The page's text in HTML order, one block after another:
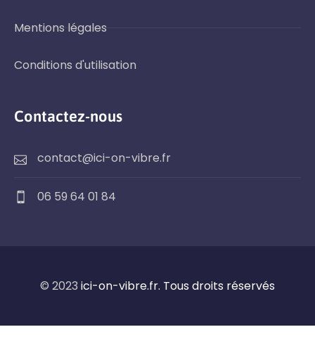
Mentions légales
Conditions d'utilisation
Contactez-nous
contact@ici-on-vibre.fr
06 59 64 01 84
© 2023 ici-on-vibre.fr. Tous droits réservés